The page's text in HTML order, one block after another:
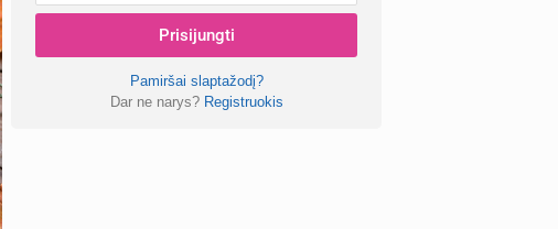
Prisijungti
Pamiršai slaptažodį?
Dar ne narys? Registruokis